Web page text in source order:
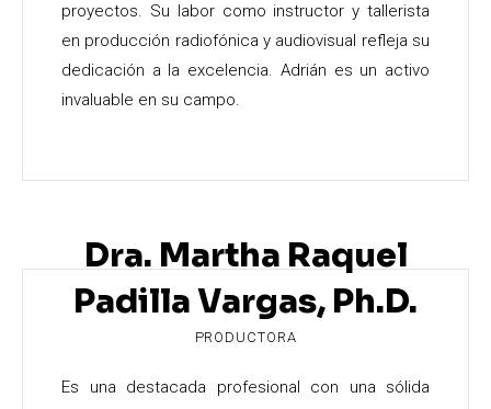
proyectos. Su labor como instructor y tallerista
en producción radiofónica y audiovisual refleja su
dedicación a la excelencia. Adrián es un activo
invaluable en su campo.
Dra. Martha Raquel
Padilla Vargas, Ph.D.
PRODUCTORA
Es una destacada profesional con una sólida